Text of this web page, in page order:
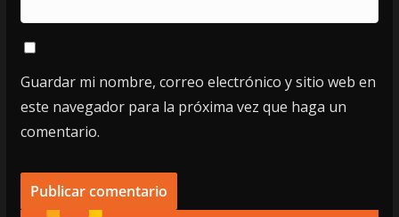
Guardar mi nombre, correo electrónico y sitio web en
este navegador para la próxima vez que haga un
comentario.